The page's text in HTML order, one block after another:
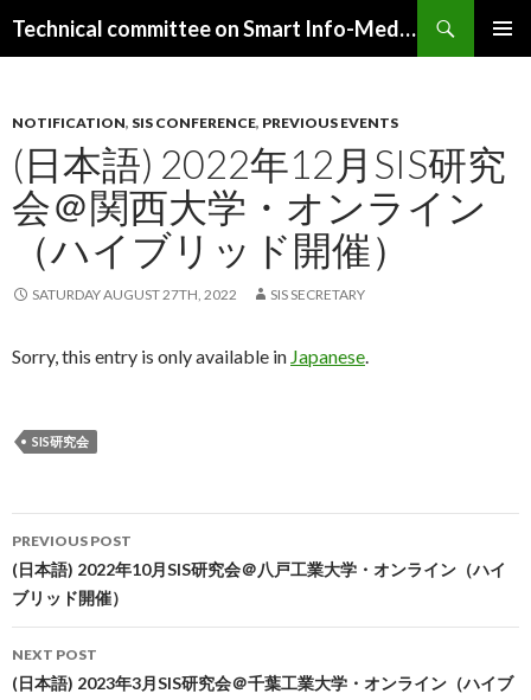
Technical committee on Smart Info-Media Systems (SIS), IEICE
NOTIFICATION, SIS CONFERENCE, PREVIOUS EVENTS
(日本語) 2022年12月SIS研究
会＠関西大学・オンライン
（ハイブリッド開催）
SATURDAY AUGUST 27TH, 2022 SIS SECRETARY
Sorry, this entry is only available in Japanese.
SIS研究会
Post
navigation
PREVIOUS POST
(日本語) 2022年10月SIS研究会＠八戸工業大学・オンライン（ハイ
ブリッド開催）
NEXT POST
(日本語) 2023年3月SIS研究会＠千葉工業大学・オンライン（ハイブ